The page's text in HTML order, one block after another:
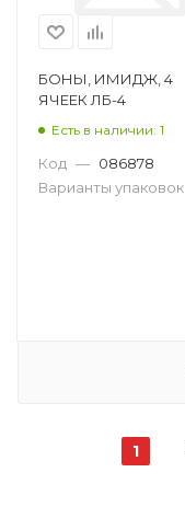
БОНЫ, ИМИДЖ, 4
ЯЧЕЕК ЛБ-4
Есть в наличии: 1
Код — 086878
Варианты упаковок
1